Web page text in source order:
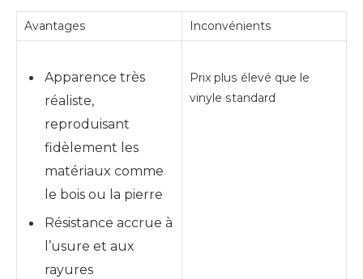
Avantages Inconvénients
Apparence très
réaliste,
reproduisant
fidèlement les
matériaux comme
le bois ou la pierre
Résistance accrue à
l’usure et aux
rayures
Prix plus élevé que le
vinyle standard